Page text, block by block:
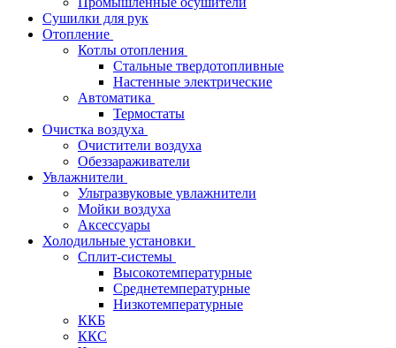
Сушилки для рук
Отопление
Котлы отопления
Стальные твердотопливные
Настенные электрические
Автоматика
Термостаты
Очистка воздуха
Очистители воздуха
Обеззараживатели
Увлажнители
Ультразвуковые увлажнители
Мойки воздуха
Аксессуары
Холодильные установки
Сплит-системы
Высокотемпературные
Среднетемпературные
Низкотемпературные
ККБ
ККС